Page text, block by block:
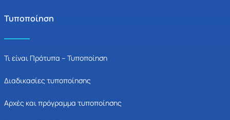
Τυποποίηση
Τι είναι Πρότυπα – Τυποποίηση
Διαδικασίες τυποποίησης
Αρχές και πρόγραμμα τυποποίησης